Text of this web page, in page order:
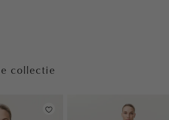
collectie